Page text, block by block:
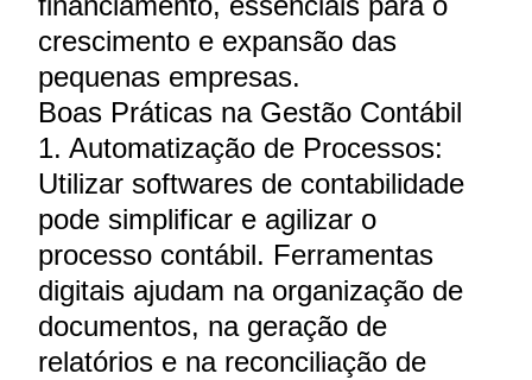
crescimento e expansão das
pequenas empresas.
Boas Práticas na Gestão Contábil
1. Automatização de Processos:
Utilizar softwares de contabilidade
pode simplificar e agilizar o
processo contábil. Ferramentas
digitais ajudam na organização de
documentos, na geração de
relatórios e na reconciliação de